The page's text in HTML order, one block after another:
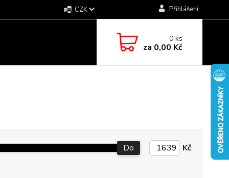
CZK Přihlášení
0ks
za 0,00 Kč
Do Kč